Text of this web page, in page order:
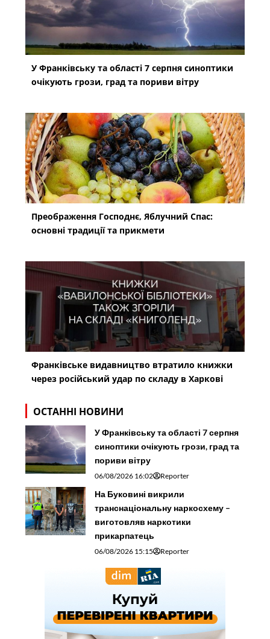
У Франківську та області 7 серпня синоптики
очікують грози, град та пориви вітру
Преображення Господнє, Яблучний Спас:
основні традиції та прикмети
Франківське видавництво втратило книжки
через російський удар по складу в Харкові
ОСТАННІ НОВИНИ
У Франківську та області 7 серпня
синоптики очікують грози, град та
пориви вітру
06/08/2026 16:02 Reporter
На Буковині викрили
транснаціональну наркосхему –
виготовляв наркотики
прикарпатець
06/08/2026 15:15 Reporter